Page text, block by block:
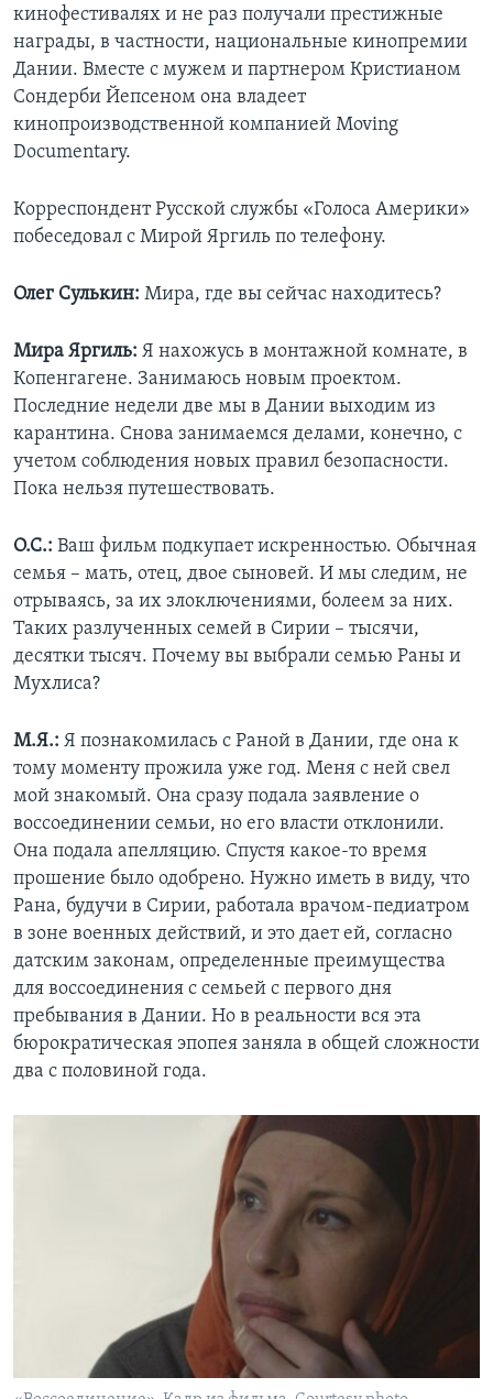
кинофестивалях и не раз получали престижные
награды, в частности, национальные кинопремии
Дании. Вместе с мужем и партнером Кристианом
Сондерби Йепсеном она владеет
кинопроизводственной компанией Moving
Documentary.
Корреспондент Русской службы «Голоса Америки»
побеседовал с Мирой Яргиль по телефону.
Олег Сулькин: Мира, где вы сейчас находитесь?
Мира Яргиль: Я нахожусь в монтажной комнате, в
Копенгагене. Занимаюсь новым проектом.
Последние недели две мы в Дании выходим из
карантина. Снова занимаемся делами, конечно, с
учетом соблюдения новых правил безопасности.
Пока нельзя путешествовать.
О.С.: Ваш фильм подкупает искренностью. Обычная
семья – мать, отец, двое сыновей. И мы следим, не
отрываясь, за их злоключениями, болеем за них.
Таких разлученных семей в Сирии – тысячи,
десятки тысяч. Почему вы выбрали семью Раны и
Мухлиса?
М.Я.: Я познакомилась с Раной в Дании, где она к
тому моменту прожила уже год. Меня с ней свел
мой знакомый. Она сразу подала заявление о
воссоединении семьи, но его власти отклонили.
Она подала апелляцию. Спустя какое-то время
прошение было одобрено. Нужно иметь в виду, что
Рана, будучи в Сирии, работала врачом-педиатром
в зоне военных действий, и это дает ей, согласно
датским законам, определенные преимущества
для воссоединения с семьей с первого дня
пребывания в Дании. Но в реальности вся эта
бюрократическая эпопея заняла в общей сложности
два с половиной года.